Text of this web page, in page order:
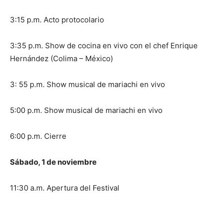
3:15 p.m. Acto protocolario
3:35 p.m. Show de cocina en vivo con el chef Enrique
Hernández (Colima – México)
3: 55 p.m. Show musical de mariachi en vivo
5:00 p.m. Show musical de mariachi en vivo
6:00 p.m. Cierre
Sábado, 1 de noviembre
11:30 a.m. Apertura del Festival